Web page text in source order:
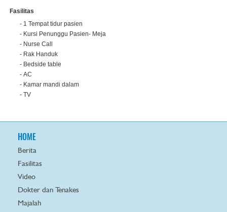
Fasilitas
- 1 Tempat tidur pasien
- Kursi Penunggu Pasien- Meja
- Nurse Call
- Rak Handuk
- Bedside table
- AC
- Kamar mandi dalam
- TV
HOME
Berita
Fasilitas
Video
Dokter dan Tenakes
Majalah